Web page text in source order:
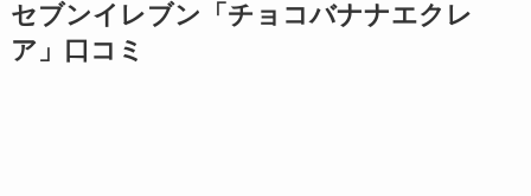
セブンイレブン「チョコバナナエクレ
ア」口コミ